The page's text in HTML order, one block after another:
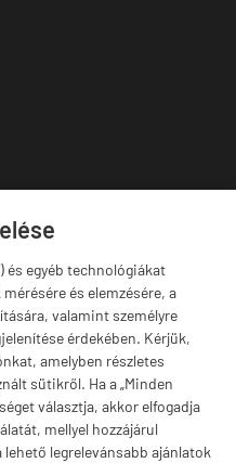
egyéb technológiákat
és elemzésére, a
valamint személyre
érdekében. Kérjük,
amelyben részletes
sütikről. Ha a „Minden
választja, akkor elfogadja
mellyel hozzájárul
legrelevánsabb ajánlatok